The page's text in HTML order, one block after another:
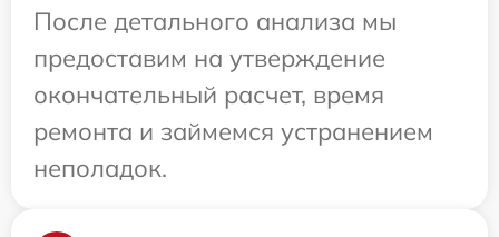
После детального анализа мы
предоставим на утверждение
окончательный расчет, время
ремонта и займемся устранением
неполадок.